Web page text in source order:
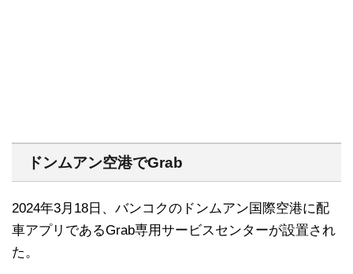
ドンムアン空港でGrab
2024年3月18日、バンコクのドンムアン国際空港に配
車アプリであるGrab専用サービスセンターが設置され
た。